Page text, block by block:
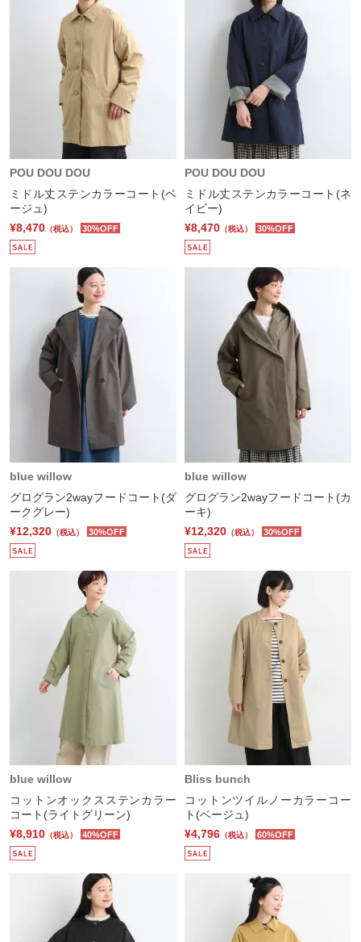
POU DOU DOU
ミドル丈ステンカラーコート(ベ
ージュ)
¥8,470 （税込） 30%OFF
POU DOU DOU
ミドル丈ステンカラーコート(ネ
イビー)
¥8,470 （税込） 30%OFF
blue willow
グログラン2wayフードコート(ダ
ークグレー)
¥12,320 （税込） 30%OFF
blue willow
グログラン2wayフードコート(カ
ーキ)
¥12,320 （税込） 30%OFF
blue willow
コットンオックスステンカラー
コート(ライトグリーン)
¥8,910 （税込） 40%OFF
Bliss bunch
コットンツイルノーカラーコー
ト(ベージュ)
¥4,796 （税込） 60%OFF